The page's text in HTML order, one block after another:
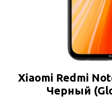
Xiaomi Redmi
Черный